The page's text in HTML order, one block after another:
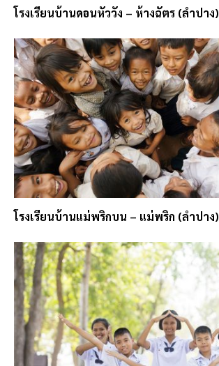
โรงเรียนบ้านดอนหัววัง – ห้างฉัตร (ลำปาง)
โรงเรียนบ้านแม่พริกบน – แม่พริก (ลำปาง)